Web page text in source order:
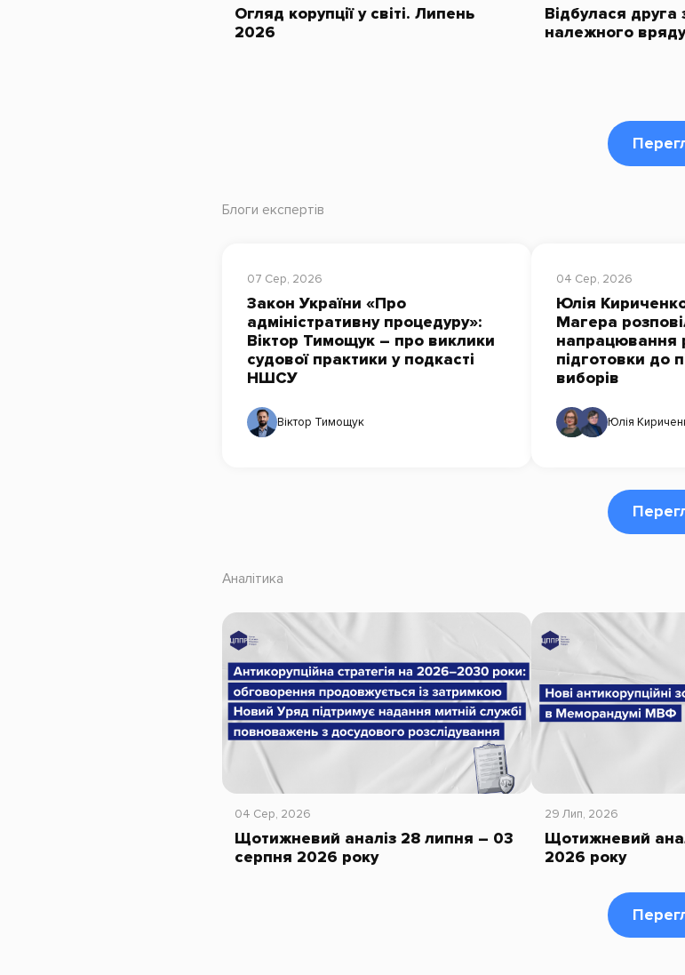
Огляд корупції у світі. Липень
2026
Відбулася друга
належного
Блоги експертів
07 Сер, 2026
Закон України «Про
адміністративну процедуру»:
Віктор Тимощук – про виклики
судової практики у подкасті
НШСУ
Віктор Тимощук
04 Сер, 2026
Юлія
Магера
напрацювання
підготовки до
виборів
Юлія
Аналітика
04 Сер, 2026
Щотижневий аналіз 28 липня – 03
серпня 2026 року
29 Лип, 2026
Щотижневий
2026 року